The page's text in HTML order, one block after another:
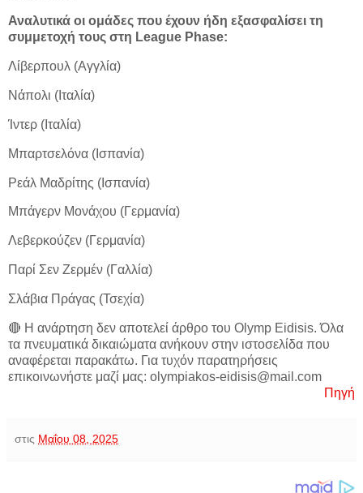
Αναλυτικά οι ομάδες που έχουν ήδη εξασφαλίσει τη
συμμετοχή τους στη League Phase:
Λίβερπουλ (Αγγλία)
Νάπολι (Ιταλία)
Ίντερ (Ιταλία)
Μπαρτσελόνα (Ισπανία)
Ρεάλ Μαδρίτης (Ισπανία)
Μπάγερν Μονάχου (Γερμανία)
Λεβερκούζεν (Γερμανία)
Παρί Σεν Ζερμέν (Γαλλία)
Σλάβια Πράγας (Τσεχία)
🔴 Η ανάρτηση δεν αποτελεί άρθρο του Olymp Eidisis. Όλα
τα πνευματικά δικαιώματα ανήκουν στην ιστοσελίδα που
αναφέρεται παρακάτω. Για τυχόν παρατηρήσεις
επικοινωνήστε μαζί μας: olympiakos-eidisis@mail.com
Πηγή
στις Μαΐου 08, 2025